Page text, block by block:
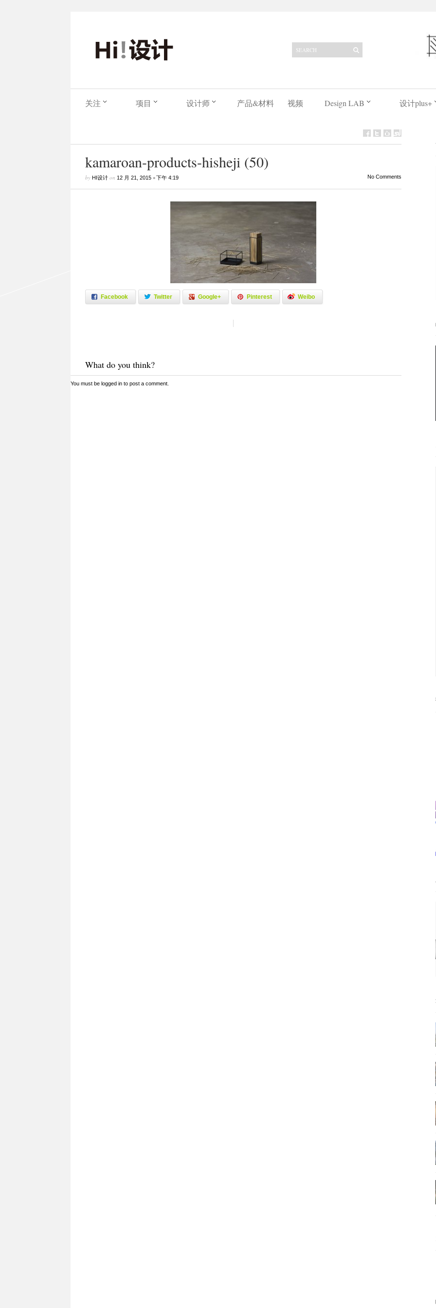
关注 项目 设计师 产品&材料 视频 Design LAB 设计plus+
kamaroan-products-hisheji (50)
by HI设计on 12 月 21, 2015•下午 4:19 No Comments
Facebook Twitter Google+ Pinterest Weibo
What do you think?
You must be logged into post a comment.